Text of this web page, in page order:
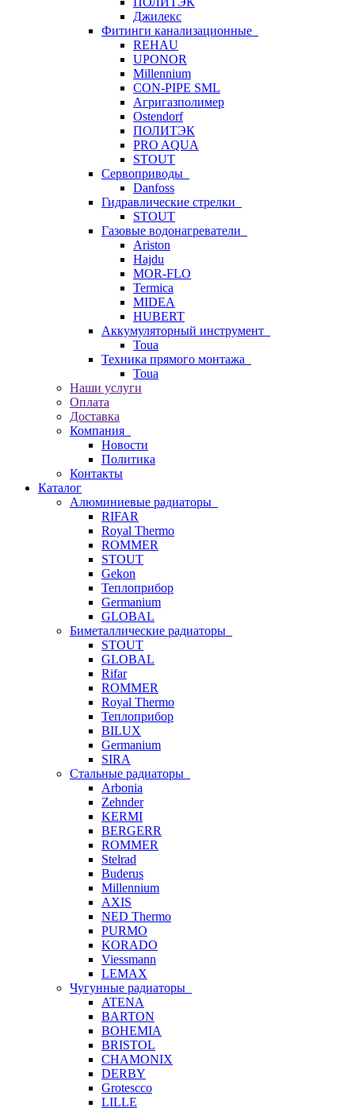
Джилекс
Фитинги канализационные
REHAU
UPONOR
Millennium
CON-PIPE SML
Агригазполимер
Ostendorf
ПОЛИТЭК
PRO AQUA
STOUT
Сервоприводы
Danfoss
Гидравлические стрелки
STOUT
Газовые водонагреватели
Ariston
Hajdu
MOR-FLO
Termica
MIDEA
HUBERT
Аккумуляторный инструмент
Toua
Техника прямого монтажа
Toua
Наши услуги
Оплата
Доставка
Компания
Новости
Политика
Контакты
Каталог
Алюминиевые радиаторы
RIFAR
Royal Thermo
ROMMER
STOUT
Gekon
Теплоприбор
Germanium
GLOBAL
Биметаллические радиаторы
STOUT
GLOBAL
Rifar
ROMMER
Royal Thermo
Теплоприбор
BILUX
Germanium
SIRA
Стальные радиаторы
Arbonia
Zehnder
KERMI
BERGERR
ROMMER
Stelrad
Buderus
Millennium
AXIS
NED Thermo
PURMO
KORADO
Viessmann
LEMAX
Чугунные радиаторы
ATENA
BARTON
BOHEMIA
BRISTOL
CHAMONIX
DERBY
Grotescco
LILLE